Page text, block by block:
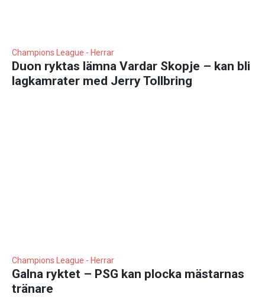
Champions League - Herrar
Duon ryktas lämna Vardar Skopje – kan bli
lagkamrater med Jerry Tollbring
Champions League - Herrar
Galna ryktet – PSG kan plocka mästarnas
tränare